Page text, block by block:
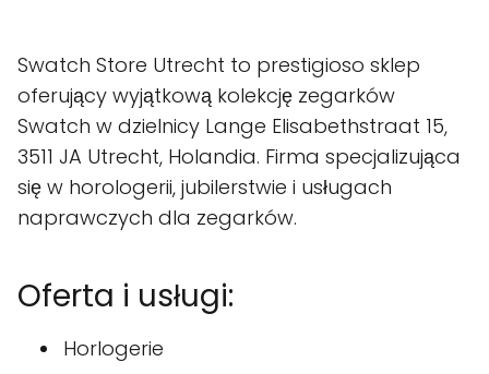
Swatch Store Utrecht to prestigioso sklep
oferujący wyjątkową kolekcję zegarków
Swatch w dzielnicy Lange Elisabethstraat 15,
3511 JA Utrecht, Holandia. Firma specjalizująca
się w horologerii, jubilerstwie i usługach
naprawczych dla zegarków.
Oferta i usługi:
Horlogerie